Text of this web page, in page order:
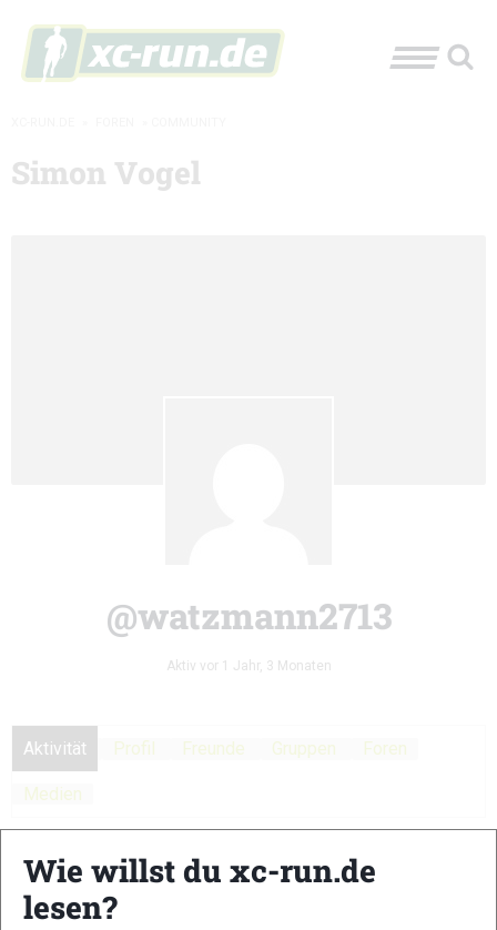
Simon Vogel
@watzmann2713
Aktiv vor 1 Jahr, 3 Monaten
Aktivität Profil Freunde Gruppen Foren
Medien
Persönlich Erwähnungen
Wie willst du xc-run.de
lesen?